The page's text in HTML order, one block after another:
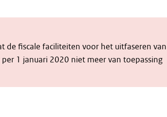
de fiscale faciliteiten voor het uitfaseren van
1 januari 2020 niet meer van toepassing